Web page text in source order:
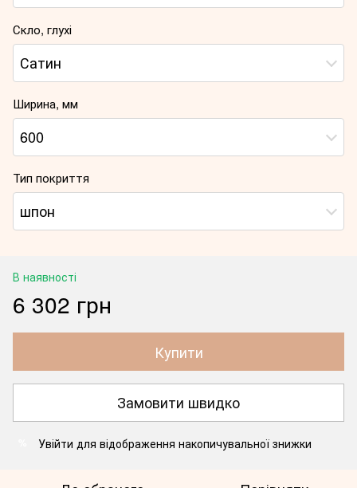
Скло, глухі
Сатин
Ширина, мм
600
Тип покриття
шпон
В наявності
6 302 грн
Купити
Замовити швидко
Увійти для відображення накопичувальної знижки